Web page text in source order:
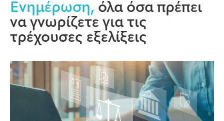
Ενημέρωση, όλα όσα πρέπει
να γνωρίζετε για τις
τρέχουσες εξελίξεις